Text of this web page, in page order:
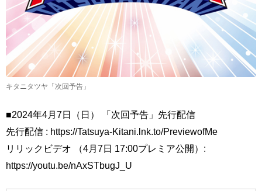
キタニタツヤ「次回予告」
■2024年4月7日（日） 「次回予告」先行配信
先行配信 : https://Tatsuya-Kitani.lnk.to/PreviewofMe
リリックビデオ （4月7日 17:00プレミア公開）:
https://youtu.be/nAxSTbugJ_U